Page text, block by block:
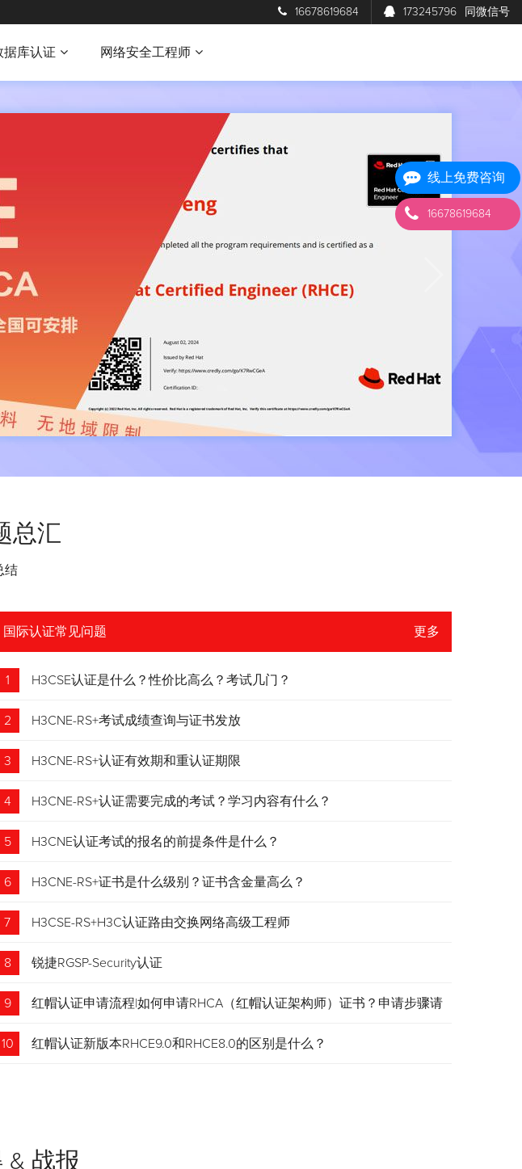
16678619684 173245796 同微信号
据库认证 网络安全工程师
总汇
结
国际认证常见问题 更多
1 H3CSE认证是什么？性价比高么？考试几门？
2 H3CNE-RS+考试成绩查询与证书发放
3 H3CNE-RS+认证有效期和重认证期限
4 H3CNE-RS+认证需要完成的考试？学习内容有什么？
5 H3CNE认证考试的报名的前提条件是什么？
6 H3CNE-RS+证书是什么级别？证书含金量高么？
7 H3CSE-RS+H3C认证路由交换网络高级工程师
8 锐捷RGSP-Security认证
9 红帽认证申请流程|如何申请RHCA（红帽认证架构师）证书？申请步骤请
藏！
10 红帽认证新版本RHCE9.0和RHCE8.0的区别是什么？
& 战报
线上免费咨询
16678619684